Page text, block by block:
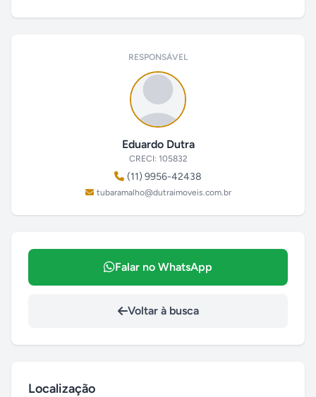
RESPONSÁVEL
Eduardo Dutra
CRECI: 105832
(11) 9956-42438
tubaramalho@dutraimoveis.com.br
Falar no WhatsApp
Voltar à busca
Localização